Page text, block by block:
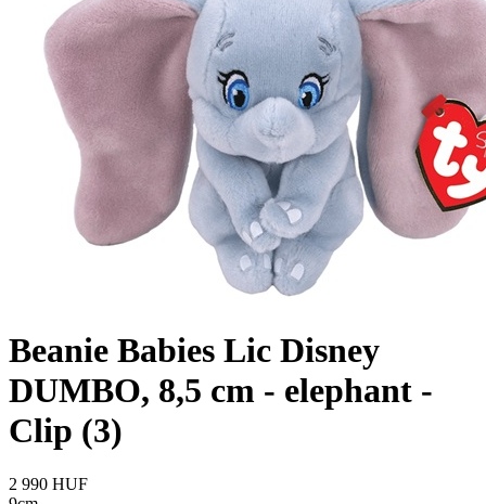
Beanie Babies Lic Disney
DUMBO, 8,5 cm - elephant -
Clip (3)
2 990 HUF